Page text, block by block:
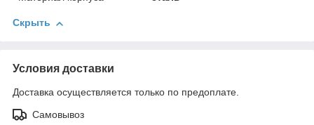
Скрыть
Условия доставки
Доставка осуществляется только по предоплате.
Самовывоз